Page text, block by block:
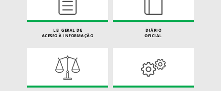
LEI GERAL DE
ACESSO À INFORMAÇÃO
DIÁRIO
OFICIAL